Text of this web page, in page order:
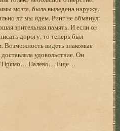
мозга, была выведена наружу,
ли мы идем. Ринг не обманул:
зрительная память. И если он
дорогу, то теперь был
Возможность видеть знакомые
удовольствие. Он
Налево… Еще…